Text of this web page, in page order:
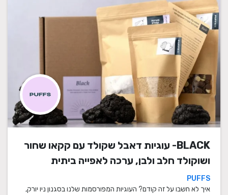
BLACK- עוגיות דאבל שקולד עם קקאו שחור
ושוקולד חלב ולבן, ערכה לאפייה ביתית
PUFFS
איך לא חשבו על זה קודם? העוגיות המפורסמות שלנו בסגנון ניו יורק,